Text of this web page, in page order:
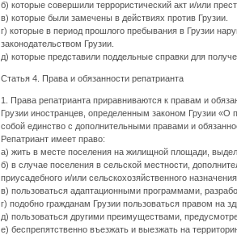
б) которые совершили террористический акт и/или
в) которые были замечены в действиях против Грузии.
г) которые в период прошлого пребывания в Грузии
законодательством Грузии.
д) которые представили поддельные справки для
Статья 4. Права и обязанности репатрианта
1. Права репатрианта приравниваются к правам и
Грузии иностранцев, определенным законом Грузии
собой единство с дополнительными правами и
Репатриант имеет право:
а) жить в месте поселения на жилищной площади,
б) в случае поселения в сельской местности,
приусадебного и/или сельскохозяйственного
в) пользоваться адаптационными программами,
г) подобно гражданам Грузии пользоваться правом на
д) пользоваться другими преимуществами,
е) беспрепятственно въезжать и выезжать на